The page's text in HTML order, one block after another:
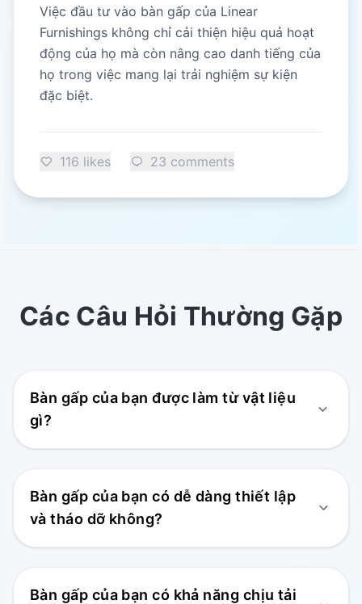
Việc đầu tư vào bàn gấp của Linear
Furnishings không chỉ cải thiện hiệu quả hoạt
động của họ mà còn nâng cao danh tiếng của
họ trong việc mang lại trải nghiệm sự kiện
đặc biệt.
116 likes 23 comments
Các Câu Hỏi Thường Gặp
Bàn gấp của bạn được làm từ vật liệu
gì?
Bàn gấp của bạn có dễ dàng thiết lập
và tháo dỡ không?
Bàn gấp của bạn có khả năng chịu tải